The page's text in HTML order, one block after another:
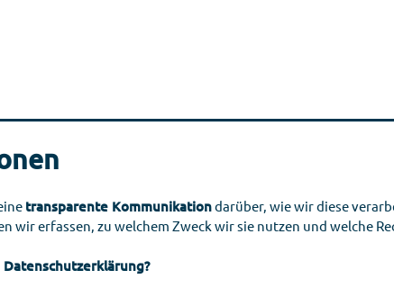
transparente Kommunikationdarüber, wie wir diese
wir erfassen, zu welchem Zweck wir sie nutzen und welche